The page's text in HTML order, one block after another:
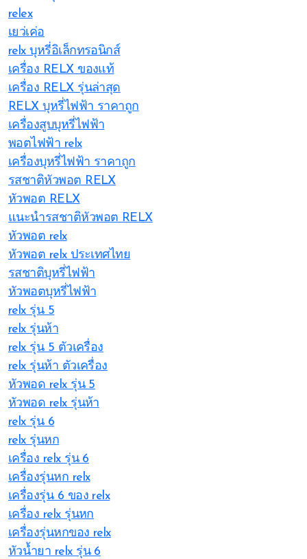
relex
เยว่เค่อ
relx บุหรี่อิเล็กทรอนิกส์
เครื่อง RELX ของแท้
เครื่อง RELX รุ่นล่าสุด
RELX บุหรี่ไฟฟ้า ราคาถูก
เครื่องสูบบุหรี่ไฟฟ้า
พอตไฟฟ้า relx
เครื่องบุหรี่ไฟฟ้า ราคาถูก
รสชาติหัวพอต RELX
หัวพอต RELX
แนะนำรสชาติหัวพอต RELX
หัวพอต relx
หัวพอต relx ประเทศไทย
รสชาติบุหรี่ไฟฟ้า
หัวพอตบุหรี่ไฟฟ้า
relx รุ่น 5
relx รุ่นห้า
relx รุ่น 5 ตัวเครื่อง
relx รุ่นห้า ตัวเครื่อง
หัวพอด relx รุ่น 5
หัวพอด relx รุ่นห้า
relx รุ่น 6
relx รุ่นหก
เครื่อง relx รุ่น 6
เครื่องรุ่นหก relx
เครื่องรุ่น 6 ของ relx
เครื่อง relx รุ่นหก
เครื่องรุ่นหกของ relx
หัวน้ำยา relx รุ่น 6